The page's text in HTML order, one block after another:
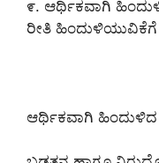
೯. ಆರ್ಥಿಕವಾಗಿ
ರೀತಿ ಹಿಂದುಳಿಯುವಿಕೆಗೆ
ಆರ್ಥಿಕವಾಗಿ ಹಿಂದುಳಿದ